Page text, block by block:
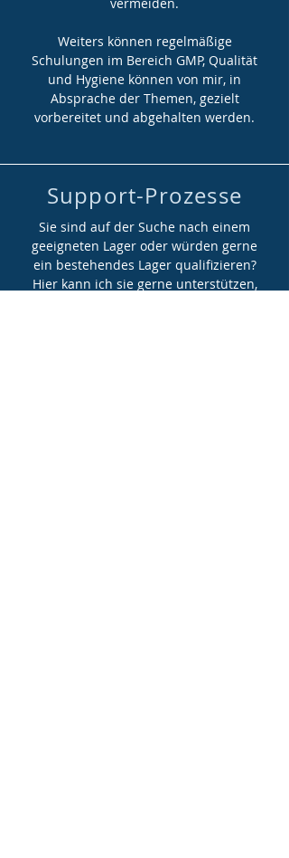
Weiters können regelmäßige
Schulungen im Bereich GMP, Qualität
und Hygiene können von mir, in
Absprache der Themen, gezielt
vorbereitet und abgehalten werden.
Support-Prozesse
Sie sind auf der Suche nach einem
geeigneten Lager oder würden gerne
ein bestehendes Lager qualifizieren?
Hier kann ich sie gerne unterstützen,